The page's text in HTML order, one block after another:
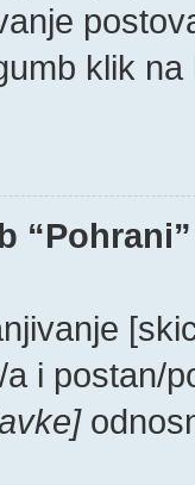
klik
i postan/